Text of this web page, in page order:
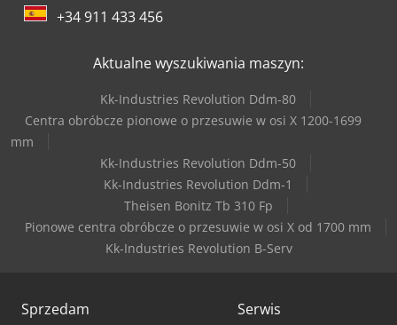
+34 911 433 456
Aktualne wyszukiwania maszyn:
Kk-Industries Revolution Ddm-80
Centra obróbcze pionowe o przesuwie w osi X 1200-1699
mm
Kk-Industries Revolution Ddm-50
Kk-Industries Revolution Ddm-1
Theisen Bonitz Tb 310 Fp
Pionowe centra obróbcze o przesuwie w osi X od 1700 mm
Kk-Industries Revolution B-Serv
Sprzedam Serwis